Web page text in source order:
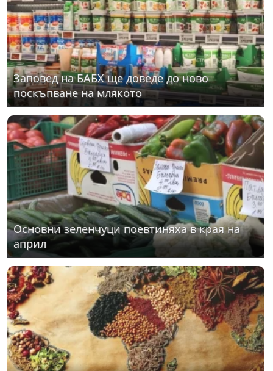
Заповед на БАБХ ще доведе до ново
поскъпване на млякото
Основни зеленчуци поевтиняха в края на
април